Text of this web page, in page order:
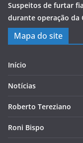
Suspeitos de furtar
durante operação da
Mapa do site
Início
Notícias
Roberto Tereziano
Roni Bispo